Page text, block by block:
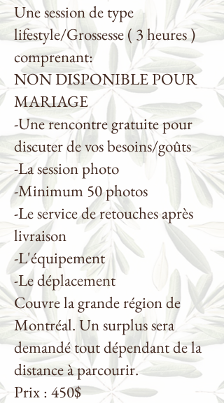
Une session de type
lifestyle/Grossesse ( 3 heures )
comprenant:
NON DISPONIBLE POUR
MARIAGE
-Une rencontre gratuite pour
discuter de vos besoins/goûts
-La session photo
-Minimum 50 photos
-Le service de retouches après
livraison
-L'équipement
-Le déplacement
Couvre la grande région de
Montréal. Un surplus sera
demandé tout dépendant de la
distance à parcourir.
Prix : 450$